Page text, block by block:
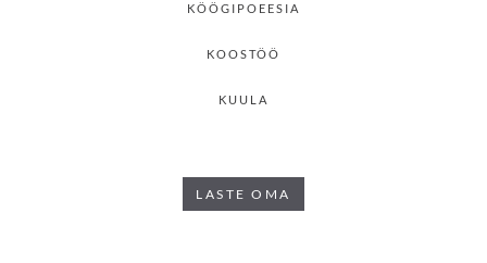
KÖÖGIPOEESIA
KOOSTÖÖ
KUULA
LASTE OMA